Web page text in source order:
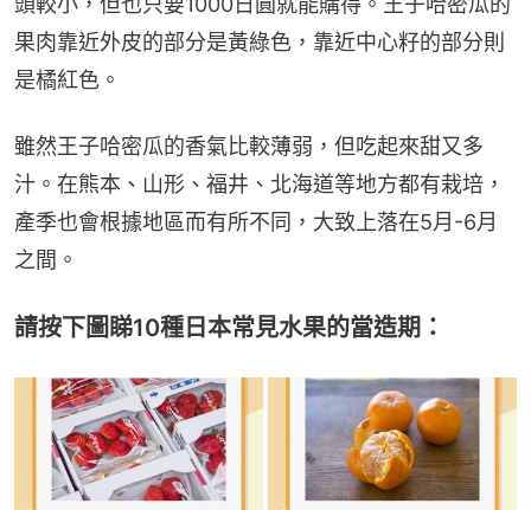
果肉靠近外皮的部分是黃綠色，靠近中心籽的部分則
是橘紅色。
雖然王子哈密瓜的香氣比較薄弱，但吃起來甜又多
汁。在熊本、山形、福井、北海道等地方都有栽培，
產季也會根據地區而有所不同，大致上落在5月-6月
之間。
請按下圖睇10種日本常見水果的當造期：